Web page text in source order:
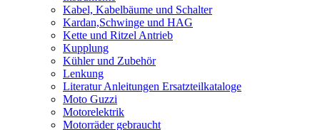
Kabel, Kabelbäume und Schalter
Kardan,Schwinge und HAG
Kette und Ritzel Antrieb
Kupplung
Kühler und Zubehör
Lenkung
Literatur Anleitungen Ersatzteilkataloge
Moto Guzzi
Motorelektrik
Motorräder gebraucht